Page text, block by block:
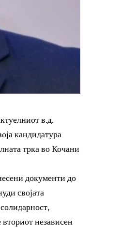
в.д.
кандидатура
трка во Кочани
документи до
својата
независен